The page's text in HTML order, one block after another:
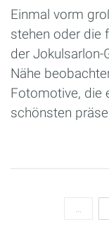
Einmal vorm
stehen oder die
der Jokulsarlon-
Nähe
Fotomotive, die
schönsten